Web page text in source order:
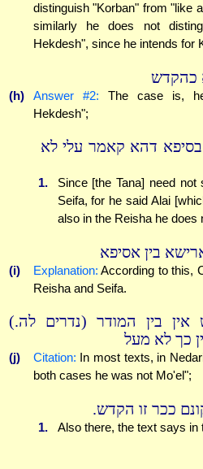
distinguish "Korban" from "like
similarly he does not
Hekdesh", since he intends for
כהקדש
(h) Answer #2: The case is,
Hekdesh";
בסיפא דהא קאמר עלי לא
1. Since [the Tana] need not
Seifa, for he said Alai
also in the Reisha he does
בין אסיפא
(i) Explanation: According to this,
Reisha and Seifa.
אין בין המודר (נדרים לה.)
כך לא מעל
(j) Citation: In most texts, in
both cases he was not Mo'el";
ככר זו הקדש.
1. Also there, the text says in